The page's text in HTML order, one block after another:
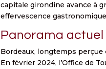
capitale girondine avance à
effervescence
Panorama
Bordeaux, longtemps perçue
En février 2024, l’Office de